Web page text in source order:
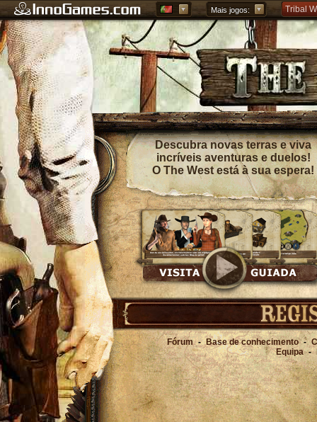
Mais jogos: Tribal
Forge
Descubra novas terras e viva
incríveis aventuras e duelos!
O The West está à sua espera!
Fórum - Base de conhecimento -
Equipa -